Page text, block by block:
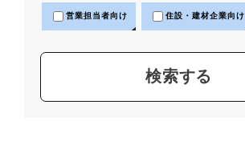
営業担当者向け 住設・建材企業向け